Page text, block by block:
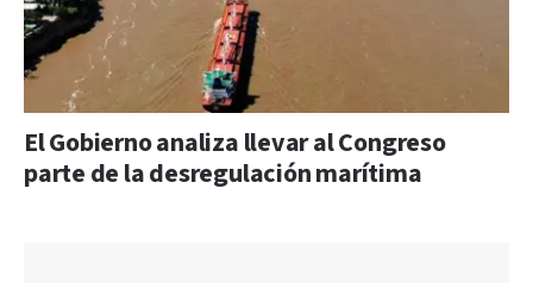
El Gobierno analiza llevar al Congreso
parte de la desregulación marítima